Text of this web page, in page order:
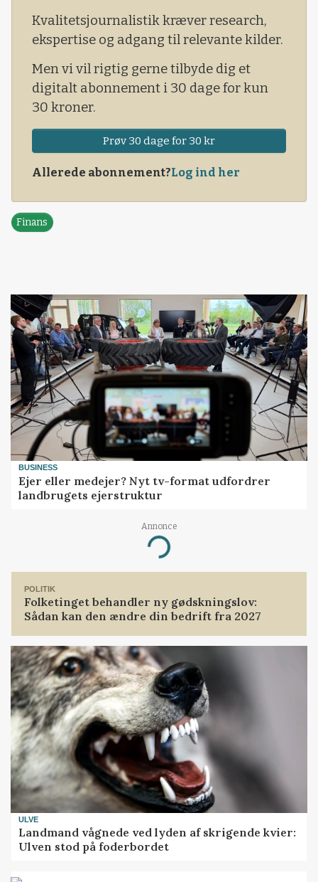
Kvalitetsjournalistik kræver research,
ekspertise og adgang til relevante kilder.
Men vi vil rigtig gerne tilbyde dig et
digitalt abonnement i 30 dage for kun
30 kroner.
Prøv 30 dage for 30 kr
Allerede abonnement?Log ind her
Finans
BUSINESS
Ejer eller medejer? Nyt tv-format udfordrer
landbrugets ejerstruktur
Annonce
Loading...
POLITIK
Folketinget behandler ny gødskningslov:
Sådan kan den ændre din bedrift fra 2027
ULVE
Landmand vågnede ved lyden af skrigende kvier:
Ulven stod på foderbordet